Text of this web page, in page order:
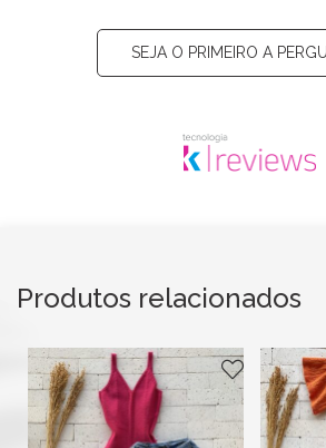
SEJA O PRIMEIRO A
Produtos relacionados